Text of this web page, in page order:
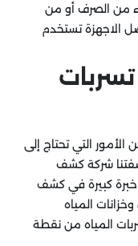
من الصرف أو من
الاجهزة تستخدم
التي تحتاج إلى
شركة كشف
خبرة كبيرة في كشف
المياه
المياه من نقطة